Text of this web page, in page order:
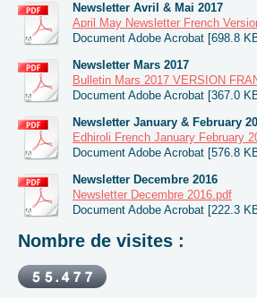
Newsletter Avril & Mai 2017
April May Newsletter French
Document Adobe Acrobat [698.8
Newsletter Mars 2017
Bulletin Mars 2017 VERSION
Document Adobe Acrobat [367.0
Newsletter January & February
Edhiroli French January February
Document Adobe Acrobat [576.8
Newsletter Decembre 2016
Newsletter Decembre 2016.pdf
Document Adobe Acrobat [222.3
Nombre de visites :